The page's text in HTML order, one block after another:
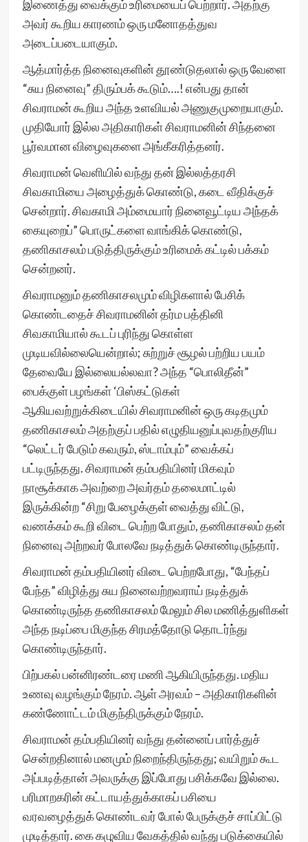
இணைத்து வைக்கும் உரிமையைப் பெற்றார். அதற்கு
அவர் கூறிய காரணம் ஒரு மனோதத்துவ
அடைப்படையாகும்.
ஆத்மார்த்த நினைவுகளின் தூண்டுதலால் ஒரு வேளை
“சுய நினைவு” திரும்பக் கூடும்….! என்பது தான்
சிவராமன் கூறிய அந்த உளவியல் அணுகுமுறையாகும்.
முதியோர் இல்ல அதிகாரிகள் சிவராமனின் சிந்தனை
பூர்வமான விழைவுகளை அங்கீகரித்தனர்.
சிவராமன் வெளியில் வந்து தன் இல்லத்தரசி
சிவகாமியை அழைத்துக் கொண்டு, கடை வீதிக்குச்
சென்றார். சிவகாமி அம்மையார் நினைவூட்டிய அந்தக்
கையுறைப்” பொருட்களை வாங்கிக் கொண்டு,
தணிகாசலம் படுத்திருக்கும் உரிமைக் கட்டில் பக்கம்
சென்றனர்.
சிவராமனும் தணிகாசலமும் விழிகளால் பேசிக்
கொண்டதைச் சிவராமனின் தர்ம பத்தினி
சிவகாமியால் கூடப் புரிந்து கொள்ள
முடியவில்லையென்றால்; சுற்றுச் சூழல் பற்றிய பயம்
தேவையே இல்லையல்லவா? அந்த “பொலிதீன்”
பைக்குள் பழங்கள் ‘பிஸ்கட்டுகள்
ஆகியவற்றுக்கிடையில் சிவராமனின் ஒரு கடிதமும்
தணிகாசலம் அதற்குப் பதில் எழுதியனுப்புவதற்குரிய
“லெட்டர் பேடும் கவரும், ஸ்டாம்பும்” வைக்கப்
பட்டிருந்தது. சிவராமன் தம்பதியினர் மிகவும்
நாசூக்காக அவற்றை அவர்தம் தலைமாட்டில்
இருக்கின்ற “சிறு பேழைக்குள் வைத்து விட்டு,
வணக்கம் கூறி விடை பெற்ற போதும், தணிகாசலம் தன்
நினைவு அற்றவர் போலவே நடித்துக் கொண்டிருந்தார்.
சிவராமன் தம்பதியினர் விடை பெற்றபோது, “பேந்தப்
பேந்த” விழித்து சுய நினைவற்றவராய் நடித்துக்
கொண்டிருந்த தணிகாசலம் மேலும் சில மணித்துளிகள்
அந்த நடிப்பை மிகுந்த சிரமத்தோடு தொடர்ந்து
கொண்டிருந்தார்.
பிற்பகல் பன்னிரண்டரை மணி ஆகியிருந்தது. மதிய
உணவு வழங்கும் நேரம். ஆள் அரவம் – அதிகாரிகளின்
கண்ணோட்டம் மிகுந்திருக்கும் நேரம்.
சிவராமன் தம்பதியினர் வந்து தன்னைப் பார்த்துச்
சென்றதினால் மனமும் நிறைந்திருந்தது; வயிறும் கூட
அப்படித்தான் அவருக்கு இப்போது பசிக்கவே இல்லை.
பரிமாறகரின் கட்டாயத்துக்காகப் பசியை
வரவழைத்துக் கொண்டவர் போல் பேருக்குச் சாப்பிட்டு
முடித்தார். கை கழுவிய வேகத்தில் வந்து படுக்கையில்